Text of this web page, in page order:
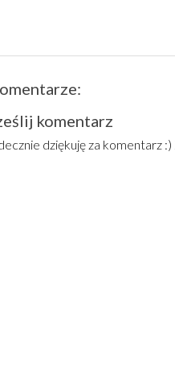
komentarz
dziękuję za komentarz